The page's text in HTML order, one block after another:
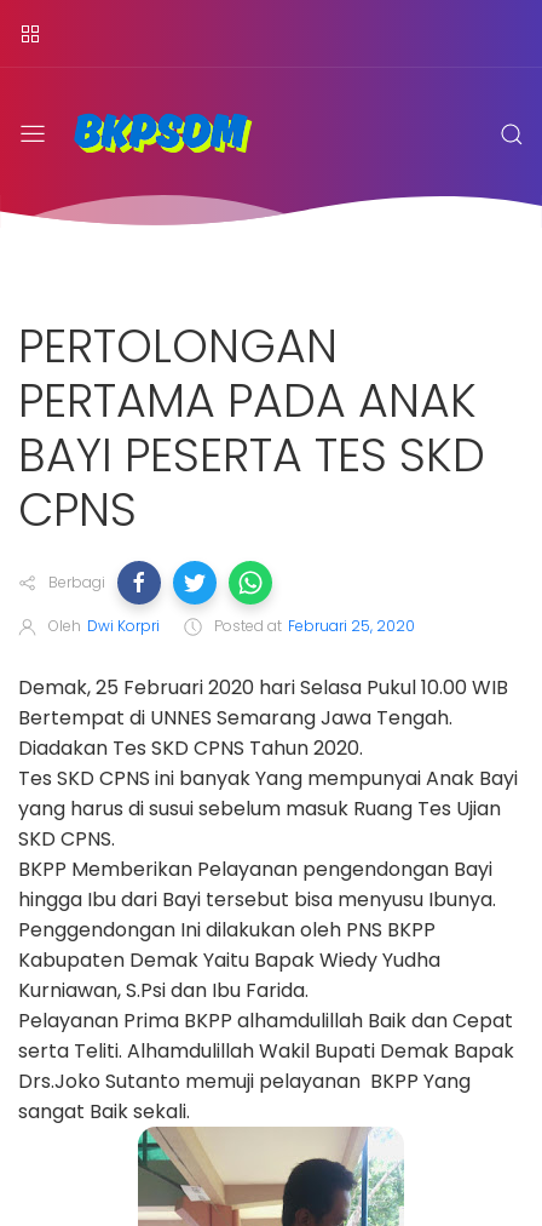
PERTOLONGAN
PERTAMA PADA ANAK
BAYI PESERTA TES SKD
CPNS
Berbagi
Oleh Dwi Korpri Posted at Februari 25, 2020
Demak, 25 Februari 2020 hari Selasa Pukul 10.00 WIB
Bertempat di UNNES Semarang Jawa Tengah.
Diadakan Tes SKD CPNS Tahun 2020.
Tes SKD CPNS ini banyak Yang mempunyai Anak Bayi
yang harus di susui sebelum masuk Ruang Tes Ujian
SKD CPNS.
BKPP Memberikan Pelayanan pengendongan Bayi
hingga Ibu dari Bayi tersebut bisa menyusu Ibunya.
Penggendongan Ini dilakukan oleh PNS BKPP
Kabupaten Demak Yaitu Bapak Wiedy Yudha
Kurniawan, S.Psi dan Ibu Farida.
Pelayanan Prima BKPP alhamdulillah Baik dan Cepat
serta Teliti. Alhamdulillah Wakil Bupati Demak Bapak
Drs.Joko Sutanto memuji pelayanan BKPP Yang
sangat Baik sekali.